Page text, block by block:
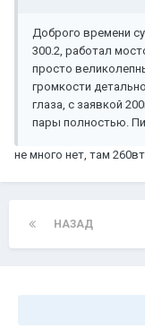
Доброго времени
300.2, работал
просто
громкости
глаза, с заявкой
пары полностью.
не много нет, там
НАЗАД